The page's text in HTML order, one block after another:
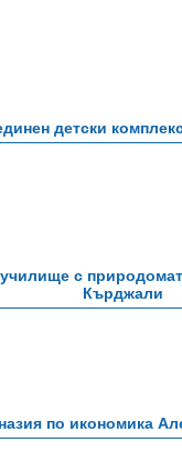
детски
с
Кърджали
по икономика